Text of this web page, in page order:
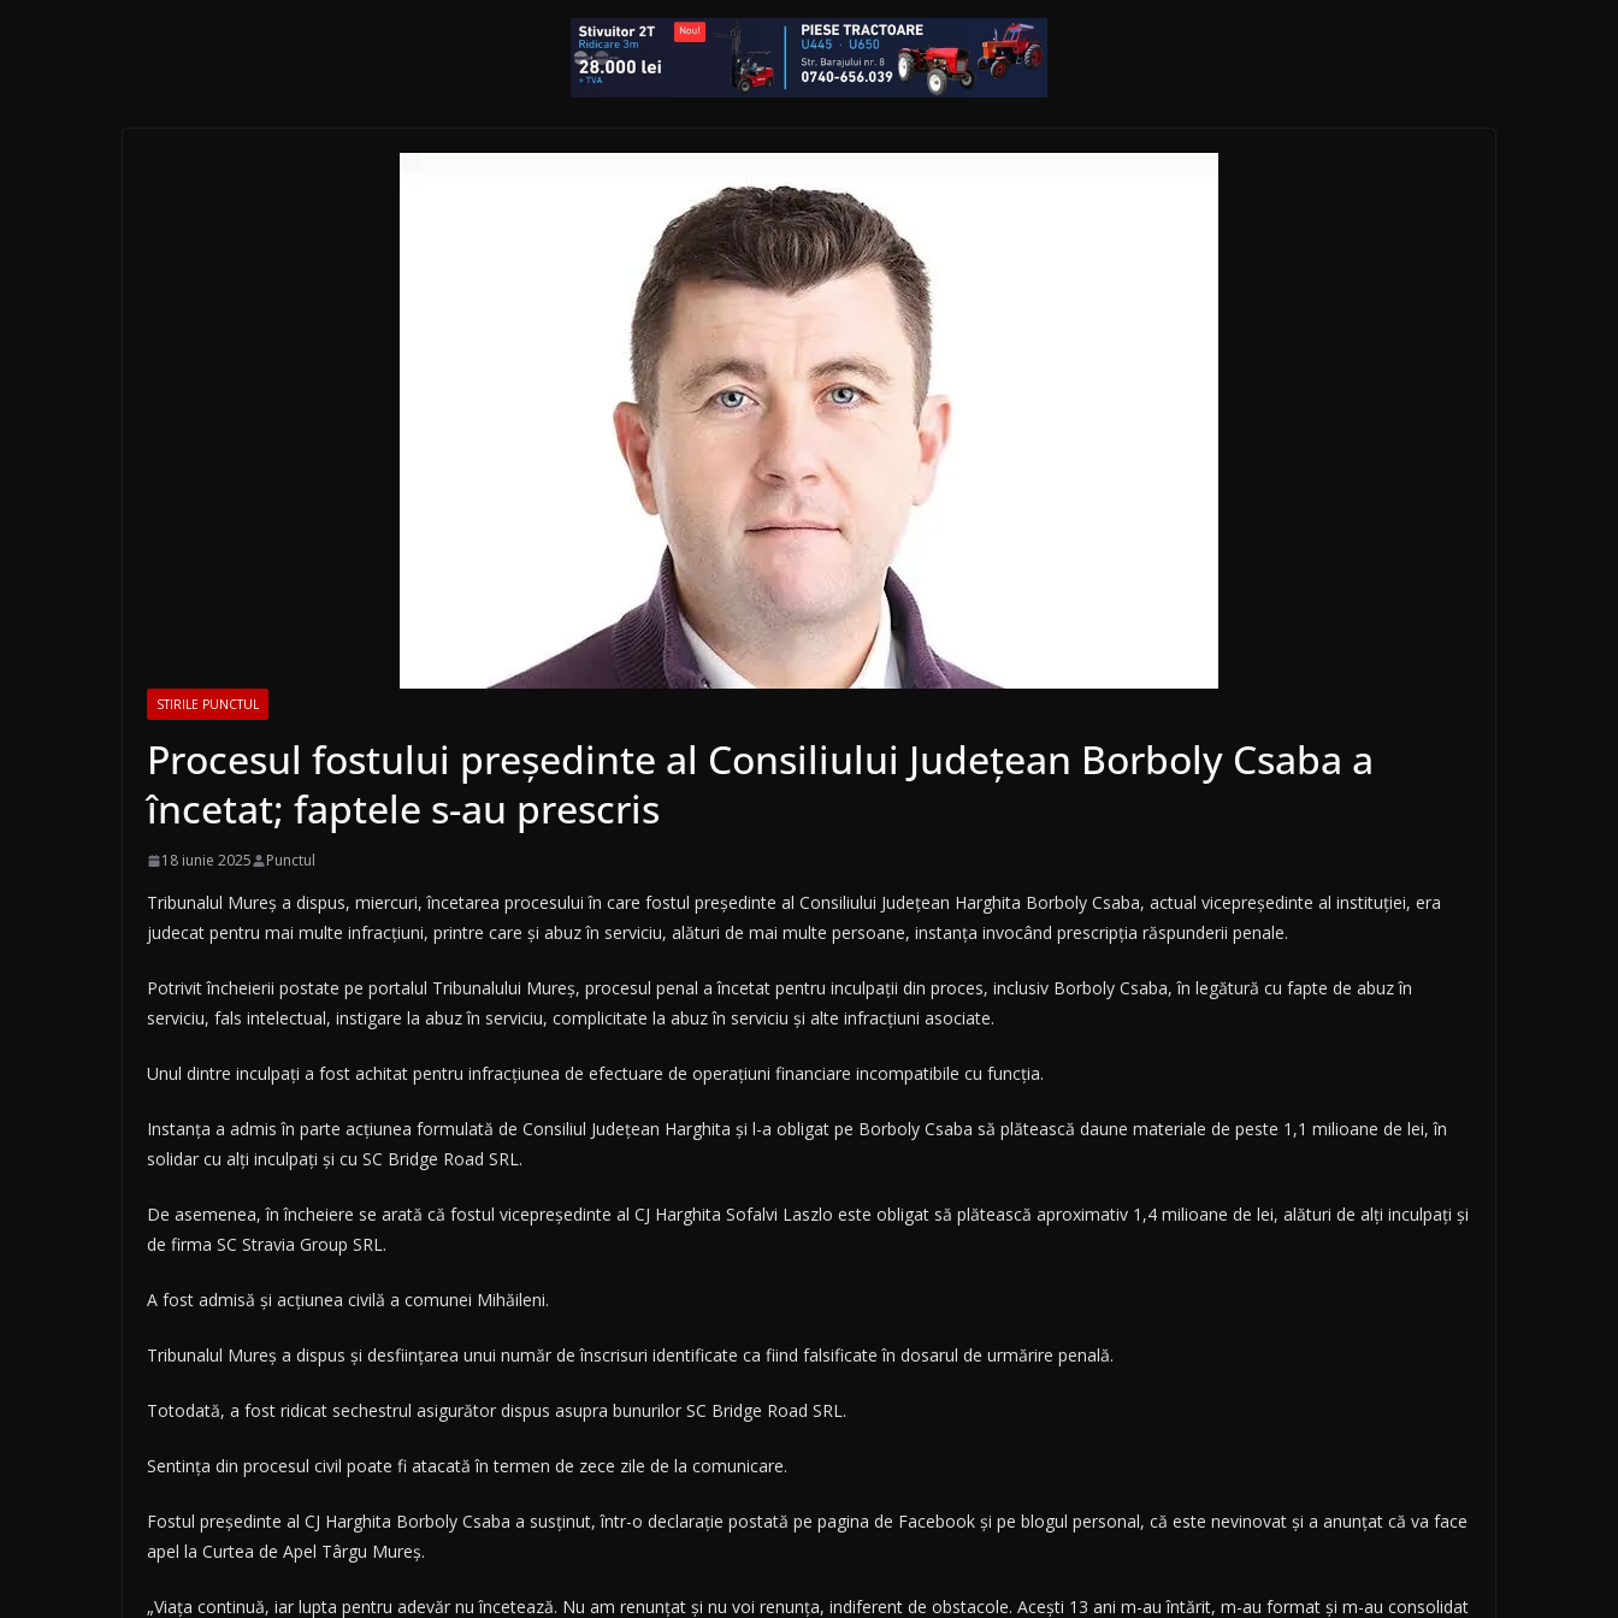
STIRILE PUNCTUL
Procesul fostului preşedinte al Consiliului Judeţean Borboly Csaba a
încetat; faptele s-au prescris
18 iunie 2025 Punctul
Tribunalul Mureş a dispus, miercuri, încetarea procesului în care fostul preşedinte al Consiliului Judeţean Harghita Borboly Csaba, actual vicepreşedinte al instituţiei, era
judecat pentru mai multe infracţiuni, printre care şi abuz în serviciu, alături de mai multe persoane, instanţa invocând prescripţia răspunderii penale.
Potrivit încheierii postate pe portalul Tribunalului Mureş, procesul penal a încetat pentru inculpaţii din proces, inclusiv Borboly Csaba, în legătură cu fapte de abuz în
serviciu, fals intelectual, instigare la abuz în serviciu, complicitate la abuz în serviciu şi alte infracţiuni asociate.
Unul dintre inculpaţi a fost achitat pentru infracţiunea de efectuare de operaţiuni financiare incompatibile cu funcţia.
Instanţa a admis în parte acţiunea formulată de Consiliul Judeţean Harghita şi l-a obligat pe Borboly Csaba să plătească daune materiale de peste 1,1 milioane de lei, în
solidar cu alţi inculpaţi şi cu SC Bridge Road SRL.
De asemenea, în încheiere se arată că fostul vicepreşedinte al CJ Harghita Sofalvi Laszlo este obligat să plătească aproximativ 1,4 milioane de lei, alături de alţi inculpaţi şi
de firma SC Stravia Group SRL.
A fost admisă şi acţiunea civilă a comunei Mihăileni.
Tribunalul Mureş a dispus şi desfiinţarea unui număr de înscrisuri identificate ca fiind falsificate în dosarul de urmărire penală.
Totodată, a fost ridicat sechestrul asigurător dispus asupra bunurilor SC Bridge Road SRL.
Sentinţa din procesul civil poate fi atacată în termen de zece zile de la comunicare.
Fostul preşedinte al CJ Harghita Borboly Csaba a susţinut, într-o declaraţie postată pe pagina de Facebook şi pe blogul personal, că este nevinovat şi a anunţat că va face
apel la Curtea de Apel Târgu Mureş.
„Viaţa continuă, iar lupta pentru adevăr nu încetează. Nu am renunţat şi nu voi renunţa, indiferent de obstacole. Aceşti 13 ani m-au întărit, m-au format şi m-au consolidat